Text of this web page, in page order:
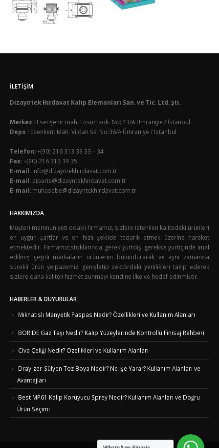
İLETIŞIM
Dizayntek Hırdavat Kalıp Elemanları San. ve Tic. Ltd. Şti.
Merkez : Esenşehir mah. Füsun sok. No: 43/A Ümraniye / İstanbul
Depo : Esenkent Mah. Vildan Sk. No:36/A Ümraniye / İstanbul
Telefon:+(90) 216 313 39 33 – 34
Fax:+(90) 216 313 39 35
E-mail: info@dizayntekhirdavat.com.tr
E-mail: siparis@dizayntekhirdavat.com.tr
E-mail: muhasebe@dizayntekhirdavat.com.tr
HAKKIMIZDA
Müşteri memnuniyeti odaklı firmamız, sizlere istenilen kalitedeki ürünleri
en uygun şartlar ve en hızlı şekilde tedarik etmek üzerine hareket
etmektedir. Firmamız;stoklarında, gerek yurtdışı gerekse yurtiçinde imal
edilmiş çeşitli markaların ürünlerini bulundurarak ve aynı zamanda
sürekli ürün yelpazemizi genişletip sektördeki yenilikleri takip ederek
sizlere daha kaliteli hizmet sunmayı kendine ilke ve hedef edinmiştir.
HABERLER & DUYURULAR
Mıknatıslı Manyetik Paspas Nedir? Özellikleri ve Kullanım Alanları
BORIDE Gaz Taşı Nedir? Kalıp Yüzeylerinde Kontrollü Finisaj Rehberi
Civa Çeliği Nedir? Özellikleri ve Kullanım Alanları
Dray-zer-Sülyen Toz Boya Nedir? Ne İşe Yarar? Kullanım Alanları ve
Avantajları
Best MP61 Kalıp Koruyucu Sprey Nedir? Kullanım Alanları ve Doğru
Ürün Seçimi